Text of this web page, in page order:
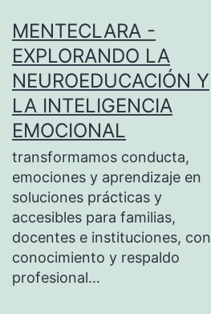
contenido
MENTECLARA -
EXPLORANDO LA
NEUROEDUCACIÓN Y
LA INTELIGENCIA
EMOCIONAL
transformamos conducta,
emociones y aprendizaje en
soluciones prácticas y
accesibles para familias,
docentes e instituciones, con
conocimiento y respaldo
profesional…